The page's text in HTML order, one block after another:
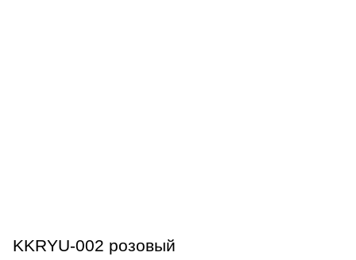
KKRYU-002 розовый